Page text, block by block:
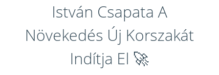
István Csapata A
Növekedés Új Korszakát
Indítja El 🚀